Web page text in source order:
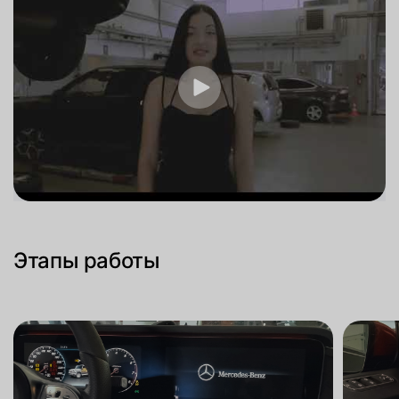
Этапы работы